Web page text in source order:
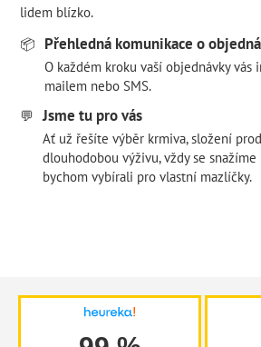
lidem blízko.
📦
Přehledná komunikace o
O každém kroku vaší objednávky
mailem nebo SMS.
💬
Jsme tu pro vás
Ať už řešíte výběr krmiva, složení
dlouhodobou výživu, vždy se
bychom vybírali pro vlastní mazlíčky.